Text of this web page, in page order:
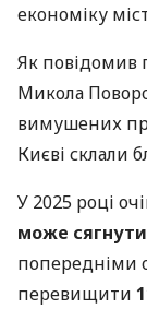
економіку
Як
Микола
вимушених
Києві склали
У 2025 році
може сягнути
попередніми
перевищити